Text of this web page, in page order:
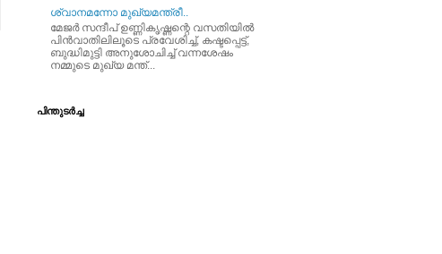
ശ്വാനമന്നോ മുഖ്യമന്ത്രീ..
മേജര്‍ സന്ദീപ്‌ ഉണ്ണികൃഷ്ണന്റെ വസതിയില്‍
പിന്‍വാതിലിലൂടെ പ്രവേശിച്ച്‌, കഷ്ടപ്പെട്ട്‌,
ബുദ്ധിമുട്ടി അനുശോചിച്ച്‌ വന്നശേഷം
നമ്മുടെ മുഖ്യ മന്ത്...
പിന്തുടര്‍ച്ച